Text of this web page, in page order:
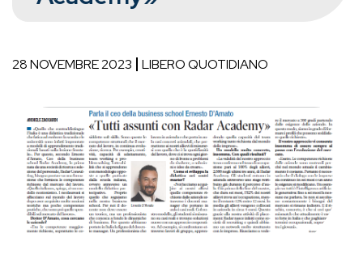
28 NOVEMBRE 2023 LIBERO QUOTIDIANO